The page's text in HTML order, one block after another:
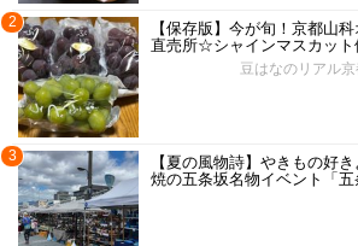
2
【保存版】今が旬！京都山
直売所☆シャインマスカット
豆はなのリアル
3
【夏の風物詩】やきもの好
焼の五条坂名物イベント「五